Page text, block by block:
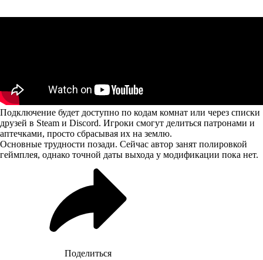
Подключение будет доступно по кодам комнат или через списки
друзей в Steam и Discord. Игроки смогут делиться патронами и
аптечками, просто сбрасывая их на землю.
Основные трудности позади. Сейчас автор занят полировкой
геймплея, однако точной даты выхода у модификации пока нет.
Поделиться